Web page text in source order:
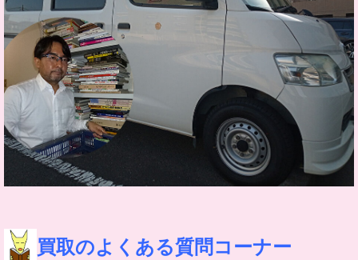
買取のよくある質問コーナー